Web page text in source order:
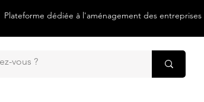
Plateforme dédiée à l'aménagement des